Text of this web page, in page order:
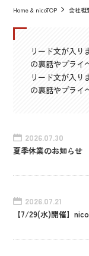
Home & nicoTOP 会社概
リード文が入り
の裏話やプライ
リード文が入り
の裏話やプライ
2026.07.30
夏季休業のお知らせ
2026.07.21
【7/29(水)開催】